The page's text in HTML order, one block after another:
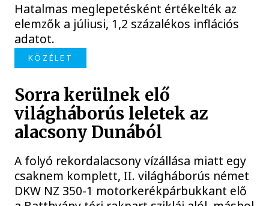
Hatalmas meglepetésként értékelték az
elemzők a júliusi, 1,2 százalékos inflációs
adatot.
KÖZÉLET
Sorra kerülnek elő
világháborús leletek az
alacsony Dunából
A folyó rekordalacsony vízállása miatt egy
csaknem komplett, II. világháborús német
DKW NZ 350-1 motorkerékpárbukkant elő